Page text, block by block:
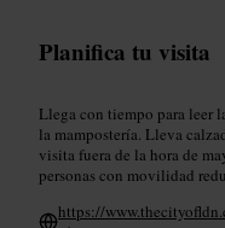
Planifica tu visita
Llega con tiempo para leer
la mampostería. Lleva
visita fuera de la hora de
personas con movilidad
https://